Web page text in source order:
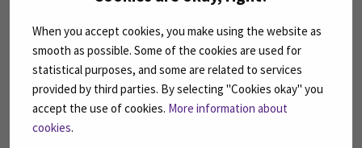
When you accept cookies, you make using the website as
smooth as possible. Some of the cookies are used for
statistical purposes, and some are related to services
provided by third parties. By selecting "Cookies okay" you
accept the use of cookies. More information about
cookies.